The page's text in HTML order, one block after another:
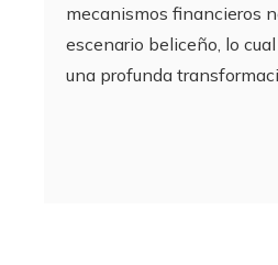
mecanismos financieros
escenario beliceño, lo
una profunda